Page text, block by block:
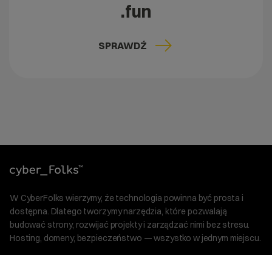
.fun
SPRAWDŹ
W CyberFolks wierzymy, że technologia powinna być prosta i
dostępna. Dlatego tworzymy narzędzia, które pozwalają
budować strony, rozwijać projekty i zarządzać nimi bez stresu.
Hosting, domeny, bezpieczeństwo — wszystko w jednym miejscu.